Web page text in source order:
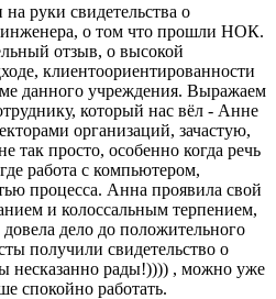
руки свидетельства о
инженера, о том что прошли НОК.
отзыв, о высокой
клиентоориентированности
данного учреждения. Выражаем
который нас вёл - Анне
организаций, зачастую,
так просто, особенно когда речь
работа с компьютером,
процесса. Анна проявила свой
и колоссальным терпением,
дело до положительного
получили свидетельство о
рады!)))) , можно уже
спокойно работать.